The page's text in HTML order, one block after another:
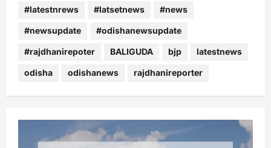
#latestnrews #latsetnews #news
#newsupdate #odishanewsupdate
#rajdhanirepoter BALIGUDA bjp latestnews
odisha odishanews rajdhanireporter